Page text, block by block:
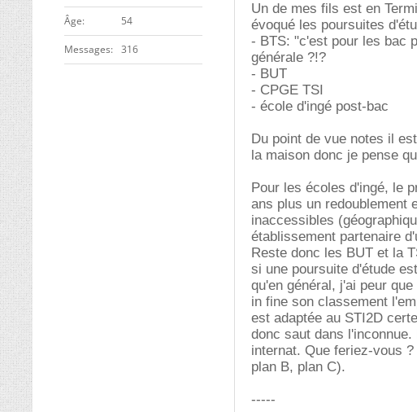
ge 54
Messages 316
Un de mes fils est en
évoqué les poursuites
- BTS: "c'est pour les bac
générale ?!?
- BUT
- CPGE TSI
- école d'ingé post-bac
Du point de vue notes il
la maison donc je pense
Pour les écoles d'ingé, le
ans plus un redoublement
inaccessibles
établissement partenaire
Reste donc les BUT et la
si une poursuite d'étude
qu'en général, j'ai peur
in fine son classement
est adaptée au STI2D
donc saut dans
internat. Que feriez-vous
plan B, plan C).
-----